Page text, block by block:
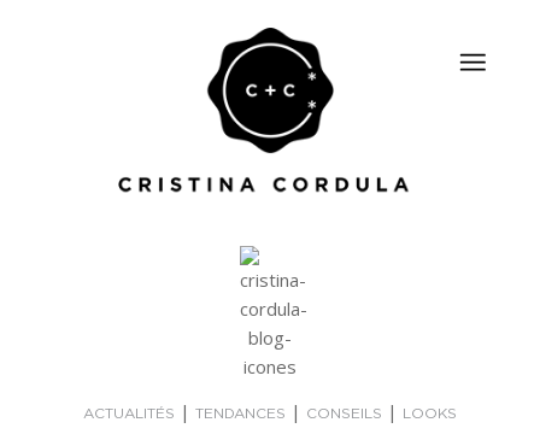
ACTUALITÉS | TENDANCES | CONSEILS | LOOKS